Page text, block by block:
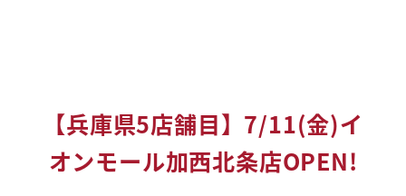
【兵庫県5店舗目】7/11(金)イ
オンモール加西北条店OPEN!